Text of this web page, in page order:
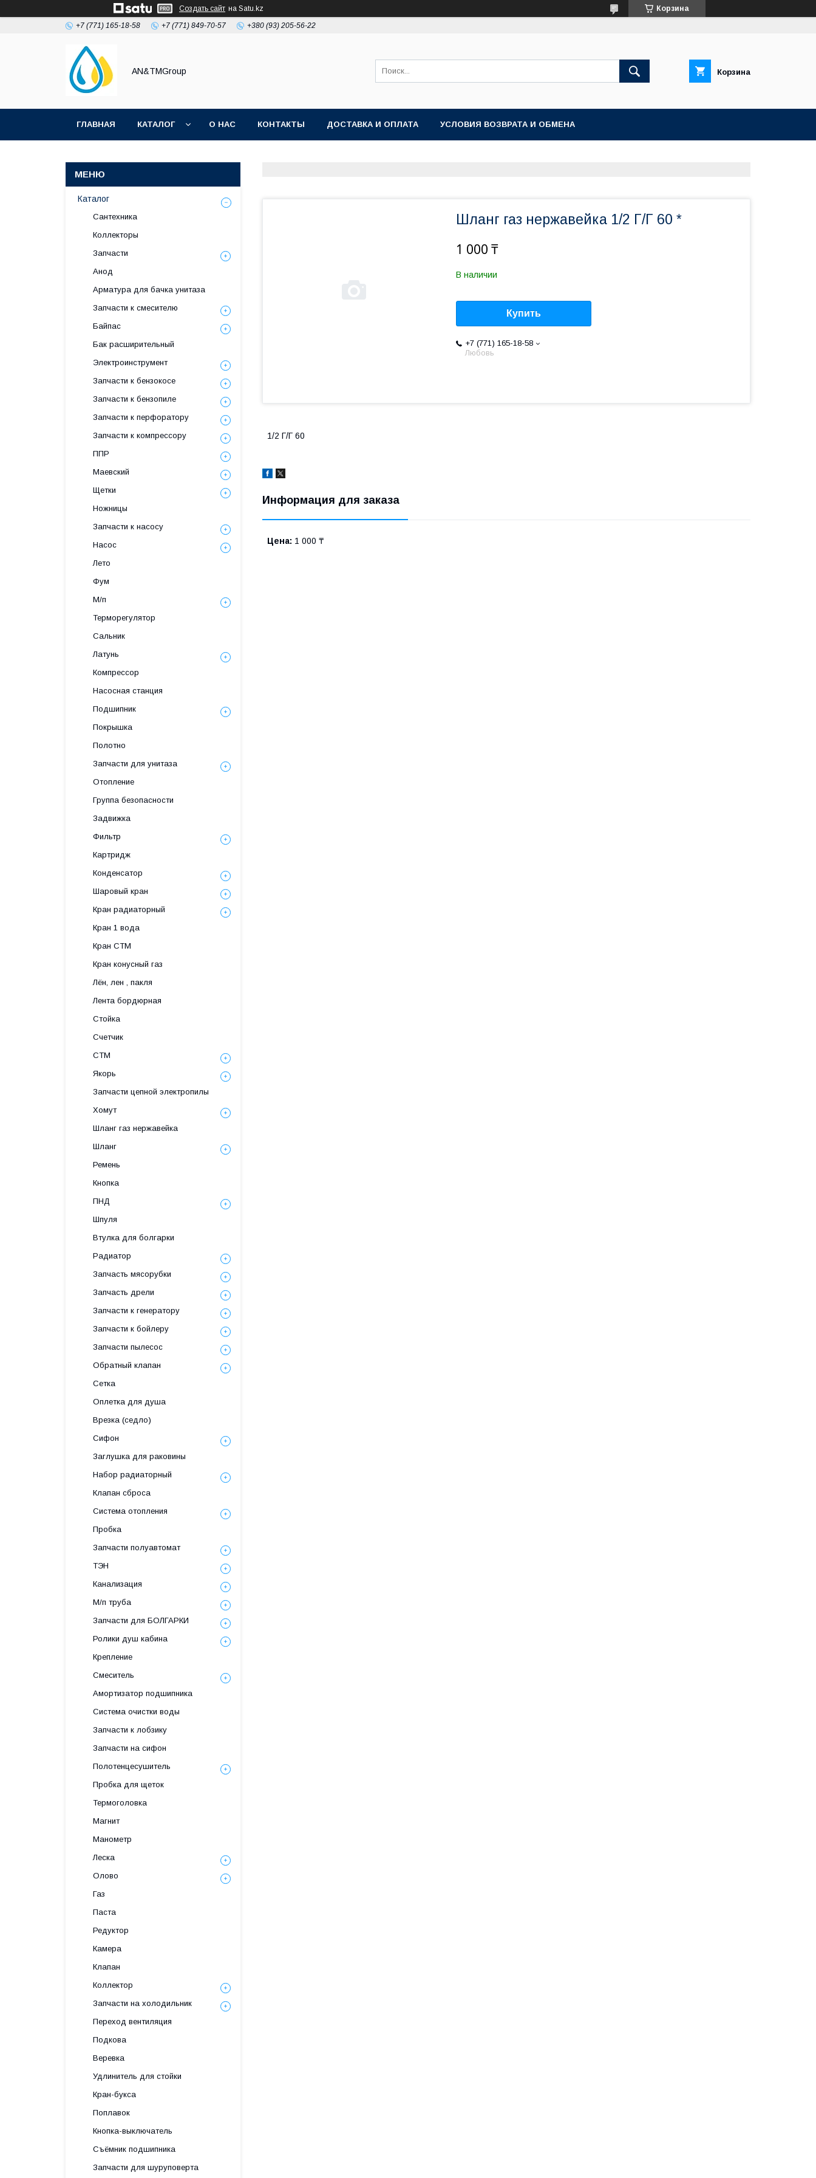
Создать сайт на Satu.kz Корзина
+7 (771) 165-18-58 +7 (771) 849-70-57 +380 (93) 205-56-22
AN&TMGroup Корзина
ГЛАВНАЯ КАТАЛОГ О НАС КОНТАКТЫ ДОСТАВКА И ОПЛАТА УСЛОВИЯ ВОЗВРАТА И ОБМЕНА
Шланг газ нержавейка 1/2 Г/Г 60 *
1 000 ₸
В наличии
Купить
+7 (771) 165-18-58
Любовь
1/2 Г/Г 60
Информация для заказа
Цена: 1 000 ₸
Каталог
Сантехника
Коллекторы
Запчасти
Анод
Арматура для бачка унитаза
Запчасти к смесителю
Байпас
Бак расширительный
Электроинструмент
Запчасти к бензокосе
Запчасти к бензопиле
Запчасти к перфоратору
Запчасти к компрессору
ППР
Маевский
Щетки
Ножницы
Запчасти к насосу
Насос
Лето
Фум
М/п
Терморегулятор
Сальник
Латунь
Компрессор
Насосная станция
Подшипник
Покрышка
Полотно
Запчасти для унитаза
Отопление
Группа безопасности
Задвижка
Фильтр
Картридж
Конденсатор
Шаровый кран
Кран радиаторный
Кран 1 вода
Кран СТМ
Кран конусный газ
Лён, лен , пакля
Лента бордюрная
Стойка
Счетчик
СТМ
Якорь
Запчасти цепной электропилы
Хомут
Шланг газ нержавейка
Шланг
Ремень
Кнопка
ПНД
Шпуля
Втулка для болгарки
Радиатор
Запчасть мясорубки
Запчасть дрели
Запчасти к генератору
Запчасти к бойлеру
Запчасти пылесос
Обратный клапан
Сетка
Оплетка для душа
Врезка (седло)
Сифон
Заглушка для раковины
Набор радиаторный
Клапан сброса
Система отопления
Пробка
Запчасти полуавтомат
ТЭН
Канализация
М/п труба
Запчасти для БОЛГАРКИ
Ролики душ кабина
Крепление
Смеситель
Амортизатор подшипника
Система очистки воды
Запчасти к лобзику
Запчасти на сифон
Полотенцесушитель
Пробка для щеток
Термоголовка
Магнит
Манометр
Леска
Олово
Газ
Паста
Редуктор
Камера
Клапан
Коллектор
Запчасти на холодильник
Переход вентиляция
Подкова
Веревка
Удлинитель для стойки
Кран-букса
Поплавок
Кнопка-выключатель
Съёмник подшипника
Запчасти для шуруповерта